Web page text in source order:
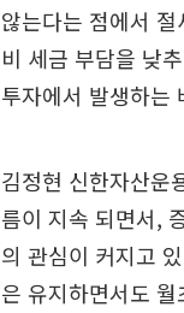
않는다는 점에서
비 세금 부담을 낮
투자에서 발생하는
김정현 신한자산운
름이 지속 되면서,
의 관심이 커지고
은 유지하면서도